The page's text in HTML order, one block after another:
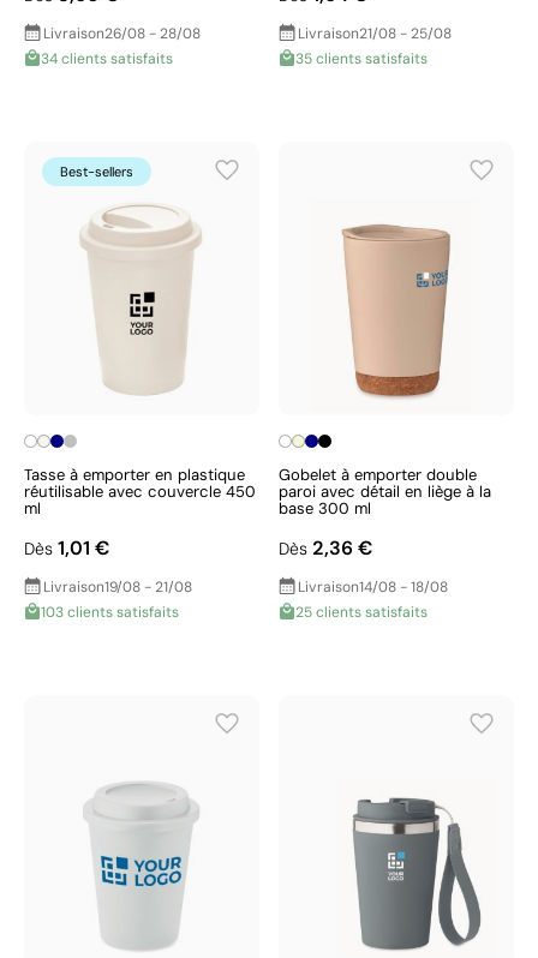
Livraison26/08 - 28/08
34 clients satisfaits
Livraison21/08 - 25/08
35 clients satisfaits
Best-sellers
Tasse à emporter en plastique
réutilisable avec couvercle 450
ml
Dès 1,01 €
Livraison19/08 - 21/08
103 clients satisfaits
Gobelet à emporter double
paroi avec détail en liège à la
base 300 ml
Dès 2,36 €
Livraison14/08 - 18/08
25 clients satisfaits